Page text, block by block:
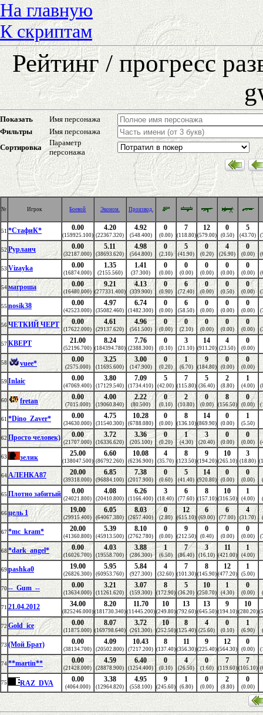
На главную
К скриптам
Рейтинг / прогресс
Показать
Имя персонажа
Фильтры
Имя персонажа
Сортировка
Параметр
персонажа
№ Игрок Боевой Эконом. Производ.
51 *СтафиК* 0.00
(159925.100)
4.20
(22367.320)
4.92
(548.400)
0
(0.00)
7
(118.80)
12
(579.00)
0
(0.50)
5
(43.70)
52 Рурланч 0.00
(32187.000)
5.11
(38693.620)
4.98
(564.800)
0
(2.10)
5
(41.90)
0
(0.20)
4
(26.90)
0
(0.00)
53 Vizayka 0.00
(16874.000)
1.35
(2155.560)
1.41
(37.300)
0
(0.00)
0
(0.00)
0
(0.00)
0
(0.00)
0
(0.00)
54 магроша 0.00
(16480.000)
9.21
(277331.400)
4.13
(339.900)
0
(0.90)
6
(72.40)
0
(0.00)
0
(0.50)
0
(0.00)
55 nosik38 0.00
(42523.000)
4.97
(35082.460)
6.74
(1482.300)
0
(0.00)
6
(58.50)
0
(0.00)
0
(0.00)
0
(0.00)
56 ЧЕТКИЙ ЧЕРТ 0.00
(17622.000)
4.61
(29137.620)
4.96
(561.500)
0
(0.00)
0
(2.10)
0
(0.00)
0
(0.00)
0
(0.00)
57 КВЕРТ 21.00
(52196.700)
8.24
(184394.780)
7.76
(2388.300)
0
(0.10)
3
(21.10)
14
(911.20)
4
(23.50)
0
(0.00)
58 vuee* 0.00
(2575.000)
3.25
(11695.600)
3.00
(147.900)
0
(0.20)
1
(6.70)
9
(184.80)
0
(0.00)
0
(0.00)
59 Inlaic 0.00
(47069.400)
3.80
(17129.540)
7.09
(1734.410)
5
(42.00)
7
(115.80)
5
(36.40)
2
(8.80)
1
(4.00)
60 fretan 0.00
(7015.000)
4.00
(19060.840)
2.22
(80.500)
0
(0.10)
2
(10.80)
0
(0.00)
8
(156.50)
0
(0.00)
61 *Dino_Zaver* 0.00
(34630.000)
4.75
(31540.300)
10.28
(6788.080)
0
(0.00)
8
(136.10)
14
(869.90)
0
(0.00)
1
(5.50)
62 Просто человек) 0.00
(21707.000)
3.72
(16336.620)
3.36
(205.100)
0
(0.20)
1
(4.30)
3
(20.40)
0
(0.00)
0
(0.00)
63 зелик 25.00
(138047.500)
6.60
(86792.260)
10.08
(6236.900)
4
(35.70)
8
(123.50)
9
(194.20)
10
(265.10)
3
(18.80)
64 АЛЕНКА87 20.00
(39318.000)
6.85
(96884.100)
7.38
(2017.900)
0
(0.60)
5
(41.40)
14
(920.80)
0
(0.00)
0
(0.00)
65 Плотно забитый 0.00
(24021.800)
4.08
(20410.800)
6.26
(1166.400)
3
(18.40)
6
(77.60)
8
(157.10)
10
(316.50)
1
(4.00)
66 цель 1 19.00
(29915.400)
6.05
(64067.380)
8.03
(2657.400)
0
(2.80)
12
(615.10)
6
(69.00)
6
(77.00)
4
(31.70)
67 *mc_kram* 20.00
(41360.800)
5.39
(45913.500)
8.10
(2762.780)
0
(0.00)
9
(212.50)
0
(0.40)
0
(0.00)
0
(0.00)
68 *dark_angel* 0.00
(16026.700)
4.03
(19558.700)
3.88
(286.300)
1
(6.50)
7
(86.40)
3
(16.10)
11
(421.00)
1
(4.00)
69 pashka0 19.00
(26826.300)
5.95
(60953.760)
5.84
(927.300)
4
(32.60)
7
(101.30)
8
(145.90)
12
(477.20)
1
(5.00)
70 --_Gum_-- 0.00
(13634.000)
3.21
(11261.620)
3.07
(159.300)
8
(172.90)
5
(36.20)
10
(250.70)
1
(4.30)
0
(0.00)
71 21.04.2012 34.00
(825246.000)
8.20
(181730.340)
11.70
(11445.200)
10
(249.80)
13
(792.60)
13
(645.50)
9
(194.10)
10
(280.20)
72 Gold_ice 0.00
(11875.000)
8.07
(169798.640)
3.72
(261.300)
10
(252.50)
8
(125.40)
4
(25.60)
0
(0.10)
1
(6.90)
73 (Мой Брат) 0.00
(38134.700)
4.09
(20502.800)
10.43
(7217.200)
8
(137.40)
11
(356.30)
9
(225.40)
12
(564.30)
0
(0.00)
74 **martin** 0.00
(21428.000)
4.59
(28878.900)
6.40
(1254.400)
0
(0.10)
4
(26.50)
0
(1.60)
7
(119.60)
7
(105.10)
75 RAZ_DVA 0.00
(4064.000)
3.38
(12964.820)
4.95
(558.100)
9
(245.60)
1
(6.80)
0
(0.00)
2
(8.80)
0
(0.00)